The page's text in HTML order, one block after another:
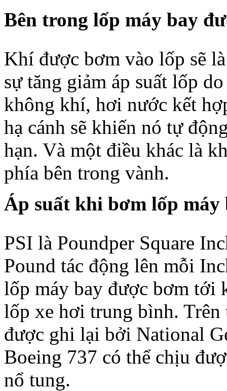
Bên trong lốp máy bay
Khí được bơm vào lốp sẽ
sự tăng giảm áp suất lốp
không khí, hơi nước kết
hạ cánh sẽ khiến nó tự
hạn. Và một điều khác là
phía bên trong vành.
Áp suất khi bơm lốp máy
PSI là Poundper Square
Pound tác động lên mỗi
lốp máy bay được bơm tới
lốp xe hơi trung bình.
được ghi lại bởi National
Boeing 737 có thể chịu
nổ tung.